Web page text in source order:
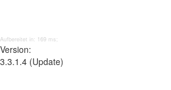
Aufbereitet in: 169 ms;
Version:
3.3.1.4 (Update)